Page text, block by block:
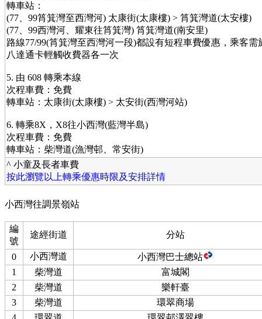
轉車站：
(77、99筲箕灣至西灣河) 太康街(太康樓) > 筲箕灣道(太安樓)
(77、99西灣河、耀東往筲箕灣) 筲箕灣道(南安里)
路線77/99(筲箕灣至西灣河一段)都設有短程車費優惠，乘客
八達通卡輕觸收費器各一次
5. 由 608 轉乘本線
次程車費：免費
轉車站：太康街(太康樓) > 太安街(西灣河站)
6. 轉乘8X，X8往小西灣(藍灣半島)
次程車費：免費
轉車站：柴灣道(漁灣邨、常安街)
^ 小童及長者車費
按此瀏覽以上轉乘優惠時限及安排詳情
小西灣往調景嶺站
編
號
途經街道 分站
0 小西灣道
小西灣巴士總站
1
柴灣道
富城閣
2
柴灣道
樂軒臺
3
柴灣道
環翠商場